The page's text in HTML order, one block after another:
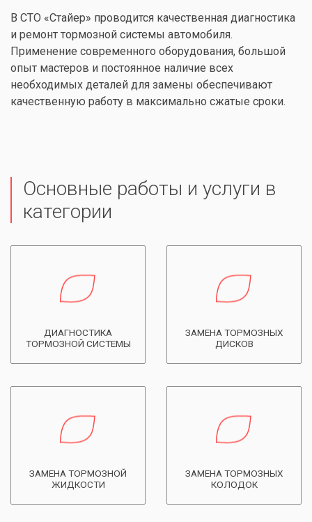
В СТО «Стайер» проводится качественная диагностика
и ремонт тормозной системы автомобиля.
Применение современного оборудования, большой
опыт мастеров и постоянное наличие всех
необходимых деталей для замены обеспечивают
качественную работу в максимально сжатые сроки.
Основные работы и услуги в
категории
ДИАГНОСТИКА
ТОРМОЗНОЙ СИСТЕМЫ
ЗАМЕНА ТОРМОЗНЫХ
ДИСКОВ
ЗАМЕНА ТОРМОЗНОЙ
ЖИДКОСТИ
ЗАМЕНА ТОРМОЗНЫХ
КОЛОДОК